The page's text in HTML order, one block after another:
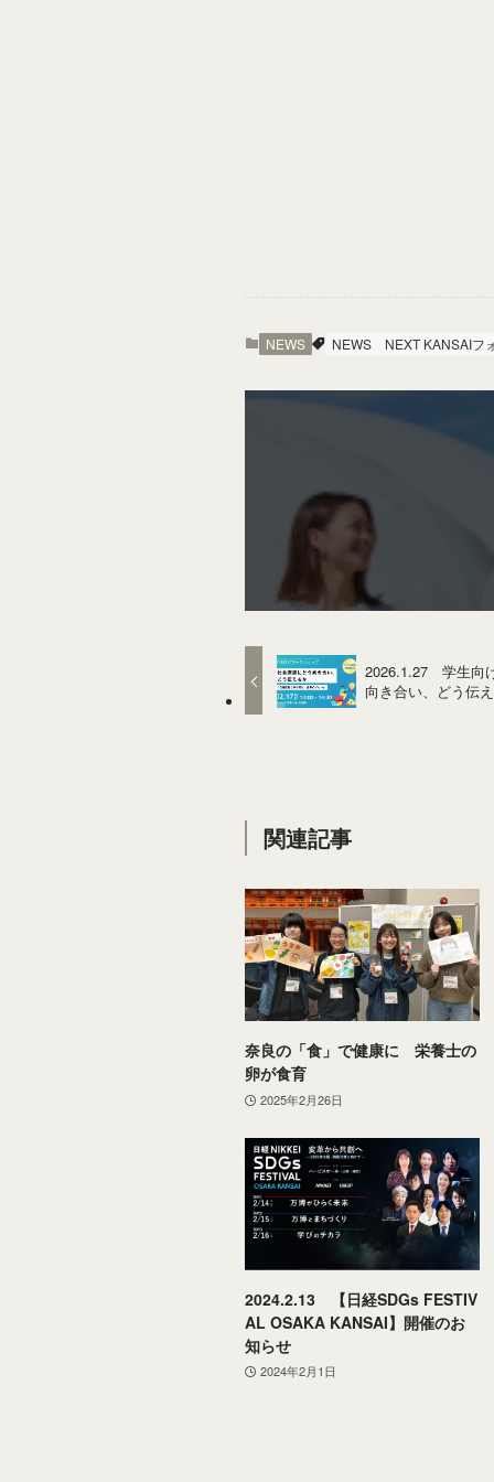
NEWS NEWS NEXT KANSAIフ
2026.1.27 学生向
向き合い、どう伝
関連記事
奈良の「食」で健康に 栄養士の
卵が食育
2025年2月26日
2024.2.13 【日経SDGs FESTIV
AL OSAKA KANSAI】開催のお
知らせ
2024年2月1日